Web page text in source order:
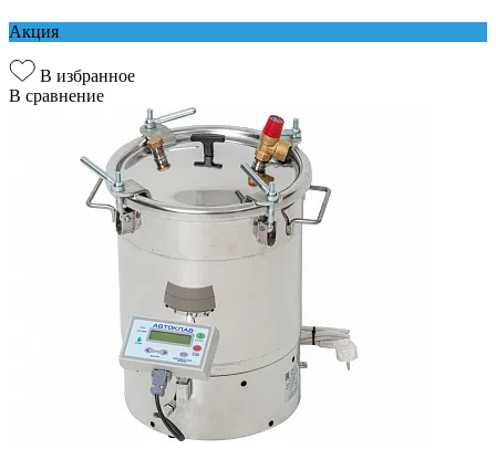
Акция
В избранное
В сравнение